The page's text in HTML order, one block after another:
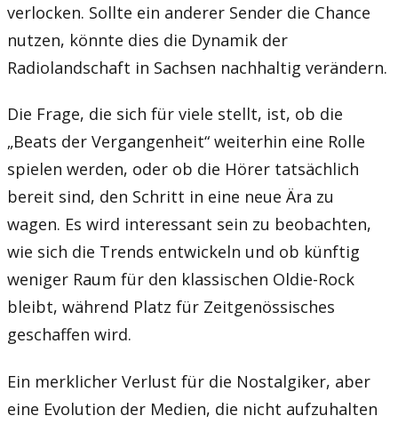
verlocken. Sollte ein anderer Sender die Chance
nutzen, könnte dies die Dynamik der
Radiolandschaft in Sachsen nachhaltig verändern.
Die Frage, die sich für viele stellt, ist, ob die
„Beats der Vergangenheit“ weiterhin eine Rolle
spielen werden, oder ob die Hörer tatsächlich
bereit sind, den Schritt in eine neue Ära zu
wagen. Es wird interessant sein zu beobachten,
wie sich die Trends entwickeln und ob künftig
weniger Raum für den klassischen Oldie-Rock
bleibt, während Platz für Zeitgenössisches
geschaffen wird.
Ein merklicher Verlust für die Nostalgiker, aber
eine Evolution der Medien, die nicht aufzuhalten